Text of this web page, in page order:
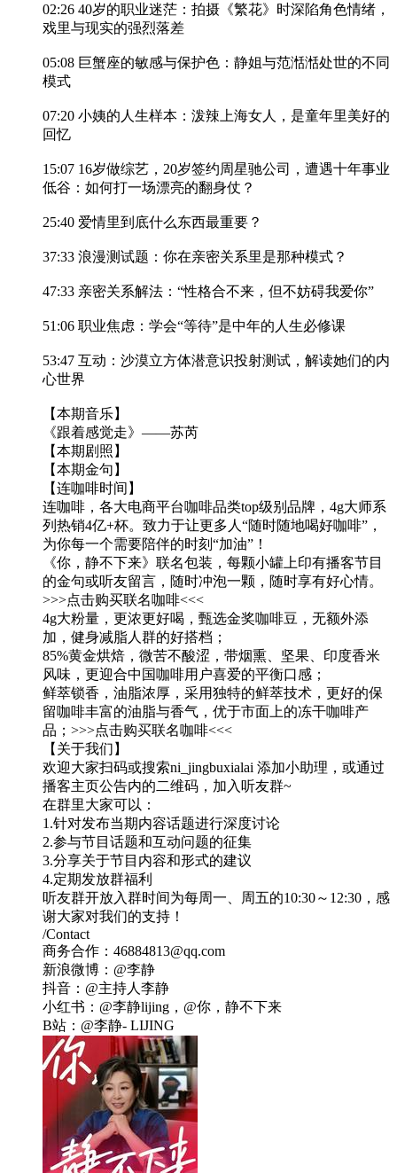
02:26 40岁的职业迷茫：拍摄《繁花》时深陷角色情绪，
戏里与现实的强烈落差
05:08 巨蟹座的敏感与保护色：静姐与范湉湉处世的不同
模式
07:20 小姨的人生样本：泼辣上海女人，是童年里美好的
回忆
15:07 16岁做综艺，20岁签约周星驰公司，遭遇十年事业
低谷：如何打一场漂亮的翻身仗？
25:40 爱情里到底什么东西最重要？
37:33 浪漫测试题：你在亲密关系里是那种模式？
47:33 亲密关系解法：“性格合不来，但不妨碍我爱你”
51:06 职业焦虑：学会“等待”是中年的人生必修课
53:47 互动：沙漠立方体潜意识投射测试，解读她们的内
心世界
【本期音乐】
《跟着感觉走》——苏芮
【本期剧照】
【本期金句】
【连咖啡时间】
连咖啡，各大电商平台咖啡品类top级别品牌，4g大师系
列热销4亿+杯。致力于让更多人“随时随地喝好咖啡”，
为你每一个需要陪伴的时刻“加油”！
《你，静不下来》联名包装，每颗小罐上印有播客节目
的金句或听友留言，随时冲泡一颗，随时享有好心情。
>>>点击购买联名咖啡<<<
4g大粉量，更浓更好喝，甄选金奖咖啡豆，无额外添
加，健身减脂人群的好搭档；
85%黄金烘焙，微苦不酸涩，带烟熏、坚果、印度香米
风味，更迎合中国咖啡用户喜爱的平衡口感；
鲜萃锁香，油脂浓厚，采用独特的鲜萃技术，更好的保
留咖啡丰富的油脂与香气，优于市面上的冻干咖啡产
品；>>>点击购买联名咖啡<<<
【关于我们】
欢迎大家扫码或搜索ni_jingbuxialai 添加小助理，或通过
播客主页公告内的二维码，加入听友群~
在群里大家可以：
1.针对发布当期内容话题进行深度讨论
2.参与节目话题和互动问题的征集
3.分享关于节目内容和形式的建议
4.定期发放群福利
听友群开放入群时间为每周一、周五的10:30～12:30，感
谢大家对我们的支持！
/Contact
商务合作：46884813@qq.com
新浪微博：@李静
抖音：@主持人李静
小红书：@李静lijing，@你，静不下来
B站：@李静- LIJING